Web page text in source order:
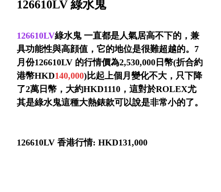
126610LV 綠水鬼
126610LV綠水鬼 一直都是人氣居高不下的，兼
具功能性與高顔值，它的地位是很難超越的。7
月份126610LV 的行情價為2,530,000日幣(折合約
港幣HKD140,000)比起上個月變化不大，只下降
了2萬日幣，大約HKD1110，這對於ROLEX尤
其是綠水鬼這種大熱錶款可以說是非常小的了。
126610LV 香港行情: HKD131,000